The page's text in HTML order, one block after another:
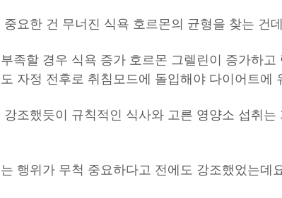
중요한 건 무너진 식욕 호르몬의 균형을 찾는 건
족할 경우 식욕 증가 호르몬 그렐린이 증가하고
자정 전후로 취침모드에 돌입해야 다이어트에
강조했듯이 규칙적인 식사와 고른 영양소 섭취
행위가 무척 중요하다고 전에도 강조했었는데